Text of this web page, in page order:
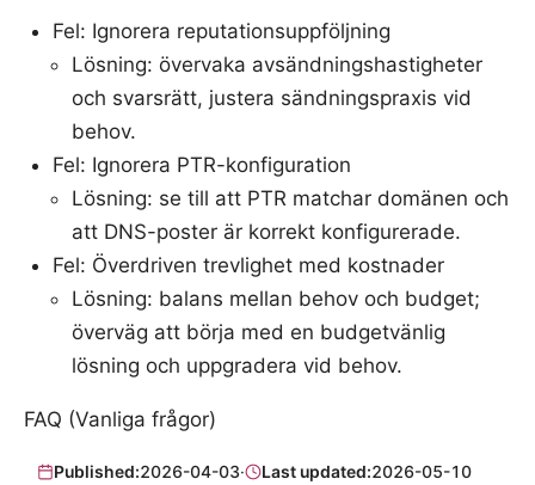
Fel: Ignorera reputationsuppföljning
Lösning: övervaka avsändningshastigheter
och svarsrätt, justera sändningspraxis vid
behov.
Fel: Ignorera PTR-konfiguration
Lösning: se till att PTR matchar domänen och
att DNS-poster är korrekt konfigurerade.
Fel: Överdriven trevlighet med kostnader
Lösning: balans mellan behov och budget;
överväg att börja med en budgetvänlig
lösning och uppgradera vid behov.
FAQ (Vanliga frågor)
Published:2026-04-03· Last updated:2026-05-10